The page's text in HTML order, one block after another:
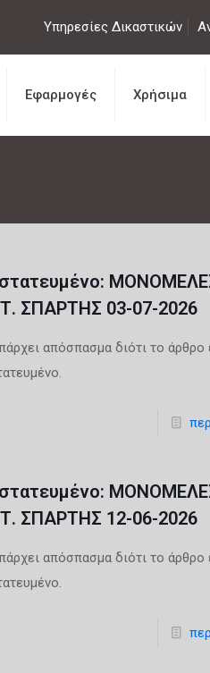
Υπηρεσίες Δικαστικών
Εφαρμογές Χρήσιμα
ΣΠΑΡΤΗΣ 03-07-2026
απόσπασμα διότι το άρθρο
ΣΠΑΡΤΗΣ 12-06-2026
απόσπασμα διότι το άρθρο